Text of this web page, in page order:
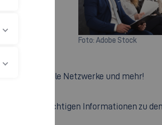
Foto: Adobe Stock
und soziale Netzwerke und mehr!
finden alle wichtigen Informationen zu